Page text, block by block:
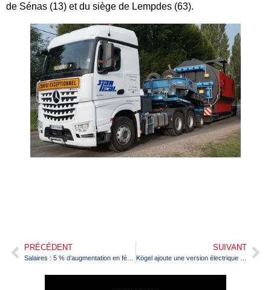
de Sénas (13) et du siège de Lempdes (63).
PRÉCÉDENT
Salaires : 5 % d’augmentation en février 2022, 1 % de plus en mai
SUIVANT
Kögel ajoute une version électrique à sa gamme de semi-remorques Kögel Cool